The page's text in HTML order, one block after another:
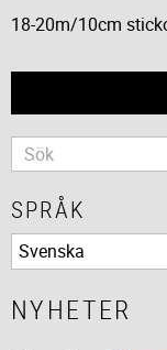
18-20m/10cm
SPRÅK
NYHETER